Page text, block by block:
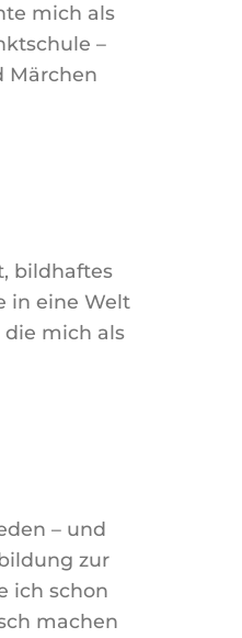
mich als
–
Märchen
bildhaftes
in eine Welt
die mich als
– und
zur
ich schon
machen